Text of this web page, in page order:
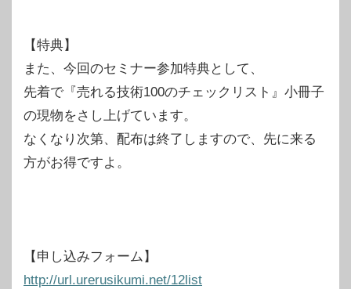
【特典】
また、今回のセミナー参加特典として、
先着で『売れる技術100のチェックリスト』小冊子
の現物をさし上げています。
なくなり次第、配布は終了しますので、先に来る
方がお得ですよ。
【申し込みフォーム】
http://url.urerusikumi.net/12list